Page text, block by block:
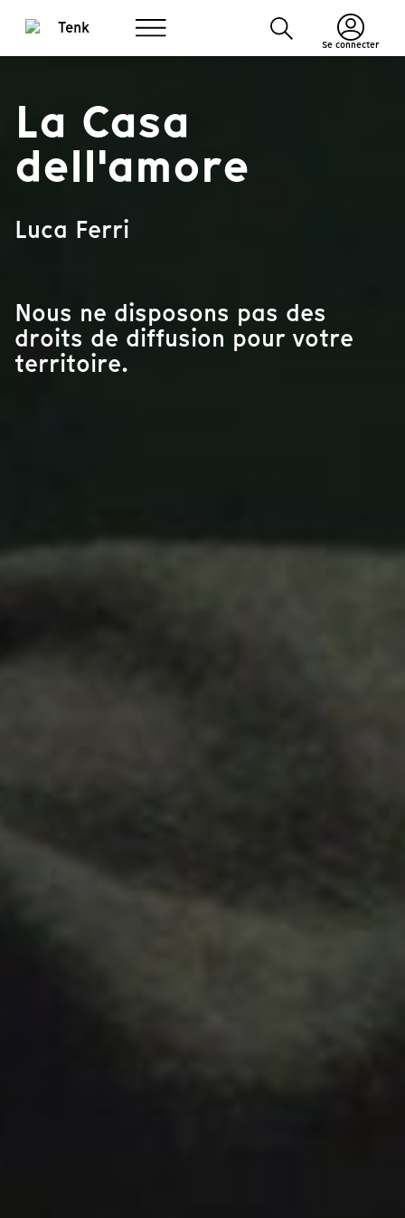
Se connecter
La Casa
dell'amore
Luca Ferri
Nous ne disposons pas des
droits de diffusion pour votre
territoire.